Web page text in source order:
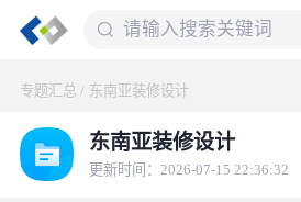
专题汇总 / 东南亚装修设计
东南亚装修设计
更新时间：2026-07-15 22:36:32